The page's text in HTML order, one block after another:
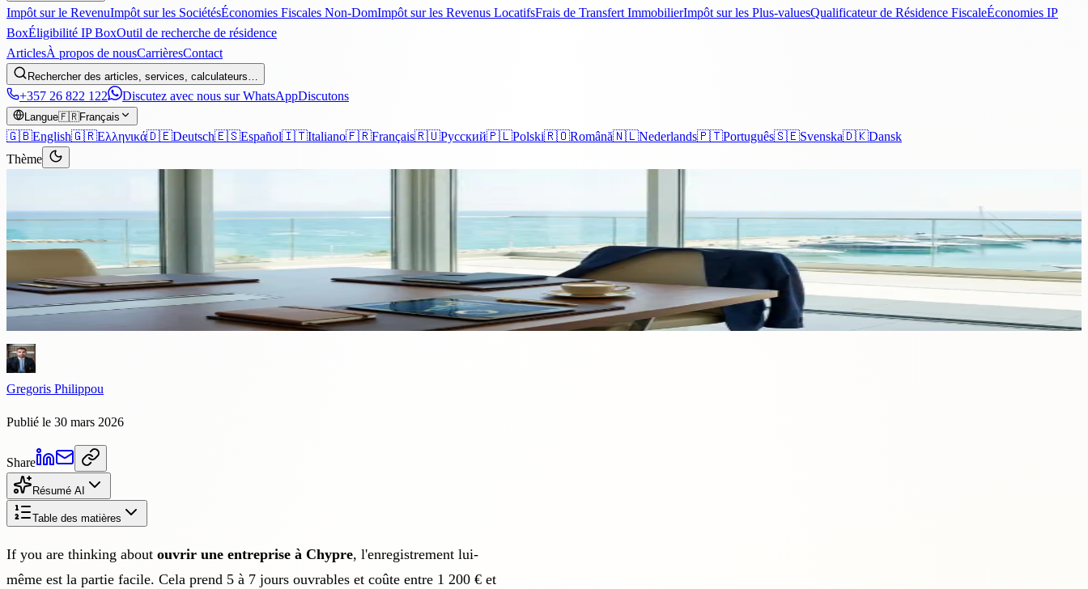
Impôt sur le RevenuImpôt sur les SociétésÉconomies Fiscales Non-DomImpôt sur les Revenus LocatifsFrais de Transfert ImmobilierImpôt sur les Plus-valuesQualificateur de Résidence FiscaleÉconomies IP
BoxÉligibilité IP BoxOutil de recherche de résidence
ArticlesÀ propos de nousCarrièresContact
Rechercher des articles, services, calculateurs…
+357 26 822 122 Discutez avec nous sur WhatsAppDiscutons
Langue🇫🇷Français
🇬🇧English🇬🇷Ελληνικά🇩🇪Deutsch🇪🇸Español🇮🇹Italiano🇫🇷Français🇷🇺Русский🇵🇱Polski🇷🇴Română🇳🇱Nederlands🇵🇹Português🇸🇪Svenska🇩🇰Dansk
Thème
Comment ouvrir une société à Chypre en 2026
Ouvrir une société à Chypre prend 5 à 7 jours ouvrables — mais les décisions que vous prenez avant l'enregistrement comptent plus que les formalités administratives. Ce guide couvre qui devrait s'incorporer à
Chypre, comment planifier la résidence fiscale, ce que coûte réellement la gestion d'une société chaque année, et les erreurs qui piègent la plupart des entrepreneurs étrangers.
Gregoris Philippou
Publié le 30 mars 2026
Share
Résumé AI
Table des matières
If you are thinking about ouvrir une entreprise à Chypre, l'enregistrement lui-
même est la partie facile. Cela prend 5 à 7 jours ouvrables et coûte entre 1 200 € et